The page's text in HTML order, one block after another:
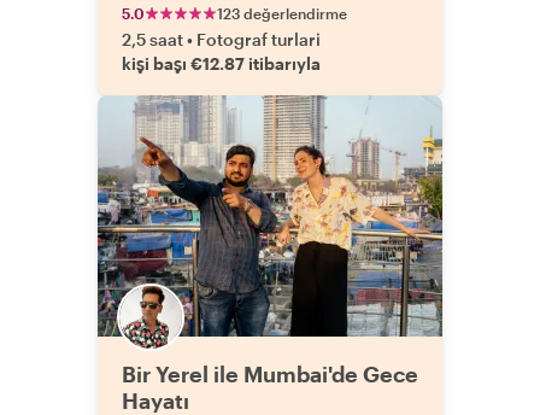
5.0 123 değerlendirme
2,5 saat• Fotograf turlari
kişi başı €12.87 itibarıyla
Bir Yerel ile Mumbai'de Gece
Hayatı